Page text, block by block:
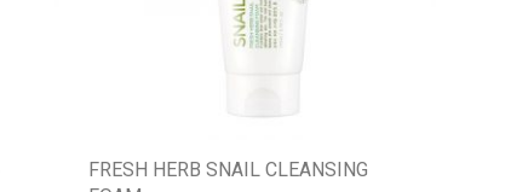
FRESH HERB SNAIL CLEANSING